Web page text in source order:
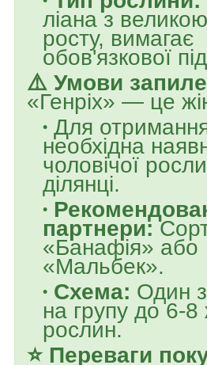
ліана з
росту, вимагає
обов'язкової
⚠️ Умови
«Генріх» — це
Для
необхідна
чоловічої
ділянці.
партнери:
«Банафія» або
«Мальбек».
Схема: Один
на групу до 6-8
рослин.
⭐ Переваги